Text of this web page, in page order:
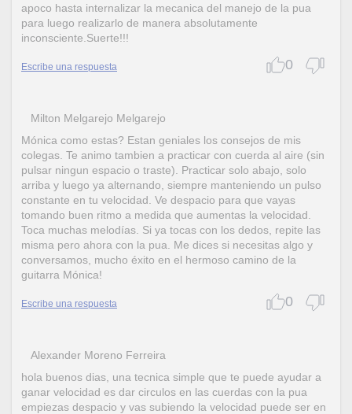
apoco hasta internalizar la mecanica del manejo de la pua
para luego realizarlo de manera absolutamente
inconsciente.Suerte!!!
Escribe una respuesta 0
Milton Melgarejo Melgarejo
Mónica como estas? Estan geniales los consejos de mis
colegas. Te animo tambien a practicar con cuerda al aire (sin
pulsar ningun espacio o traste). Practicar solo abajo, solo
arriba y luego ya alternando, siempre manteniendo un pulso
constante en tu velocidad. Ve despacio para que vayas
tomando buen ritmo a medida que aumentas la velocidad.
Toca muchas melodías. Si ya tocas con los dedos, repite las
misma pero ahora con la pua. Me dices si necesitas algo y
conversamos, mucho éxito en el hermoso camino de la
guitarra Mónica!
Escribe una respuesta 0
Alexander Moreno Ferreira
hola buenos dias, una tecnica simple que te puede ayudar a
ganar velocidad es dar circulos en las cuerdas con la pua
empiezas despacio y vas subiendo la velocidad puede ser en